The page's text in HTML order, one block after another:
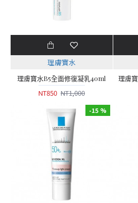
理膚寶水
理膚寶水B5全面修復凝乳40ml
NT850 NT1,000
-15 %